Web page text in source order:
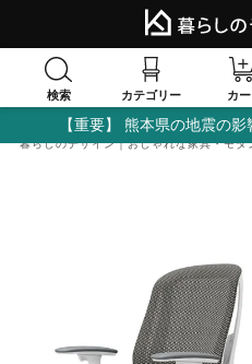
検索 カテゴリー カー
【重要】 熊本県の地震の
暮らしのデザイン｜おしゃれな家具・モ